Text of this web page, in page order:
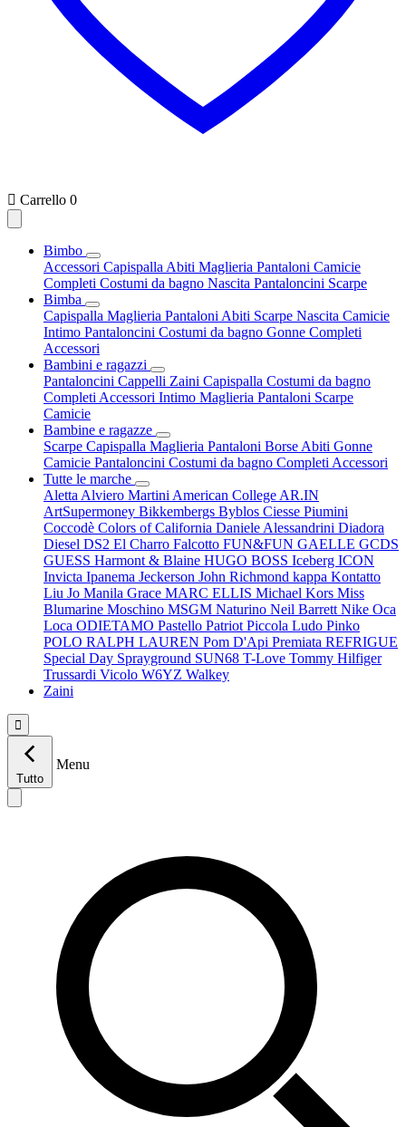
 Carrello 0
Bimbo
Accessori Capispalla Abiti Maglieria Pantaloni Camicie
Completi Costumi da bagno Nascita Pantaloncini Scarpe
Bimba
Capispalla Maglieria Pantaloni Abiti Scarpe Nascita Camicie
Intimo Pantaloncini Costumi da bagno Gonne Completi
Accessori
Bambini e ragazzi
Pantaloncini Cappelli Zaini Capispalla Costumi da bagno
Completi Accessori Intimo Maglieria Pantaloni Scarpe
Camicie
Bambine e ragazze
Scarpe Capispalla Maglieria Pantaloni Borse Abiti Gonne
Camicie Pantaloncini Costumi da bagno Completi Accessori
Tutte le marche
Aletta Alviero Martini American College AR.IN
ArtSupermoney Bikkembergs Byblos Ciesse Piumini
Coccodè Colors of California Daniele Alessandrini Diadora
Diesel DS2 El Charro Falcotto FUN&FUN GAELLE GCDS
GUESS Harmont & Blaine HUGO BOSS Iceberg ICON
Invicta Ipanema Jeckerson John Richmond kappa Kontatto
Liu Jo Manila Grace MARC ELLIS Michael Kors Miss
Blumarine Moschino MSGM Naturino Neil Barrett Nike Oca
Loca ODIETAMO Pastello Patriot Piccola Ludo Pinko
POLO RALPH LAUREN Pom D'Api Premiata REFRIGUE
Special Day Sprayground SUN68 T-Love Tommy Hilfiger
Trussardi Vicolo W6YZ Walkey
Zaini

Tutto
Menu